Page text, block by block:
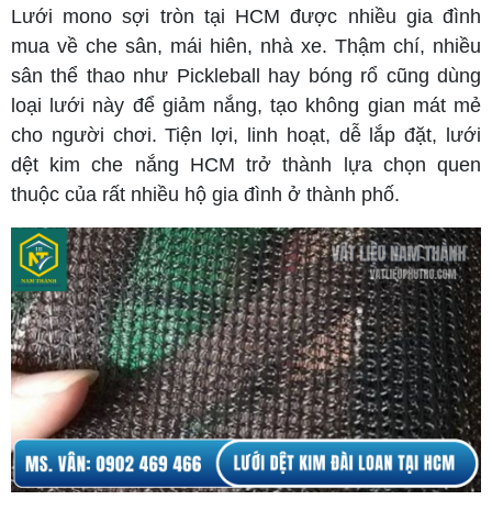
Lưới mono sợi tròn tại HCM được nhiều gia đình
mua về che sân, mái hiên, nhà xe. Thậm chí, nhiều
sân thể thao như Pickleball hay bóng rổ cũng dùng
loại lưới này để giảm nắng, tạo không gian mát mẻ
cho người chơi. Tiện lợi, linh hoạt, dễ lắp đặt, lưới
dệt kim che nắng HCM trở thành lựa chọn quen
thuộc của rất nhiều hộ gia đình ở thành phố.